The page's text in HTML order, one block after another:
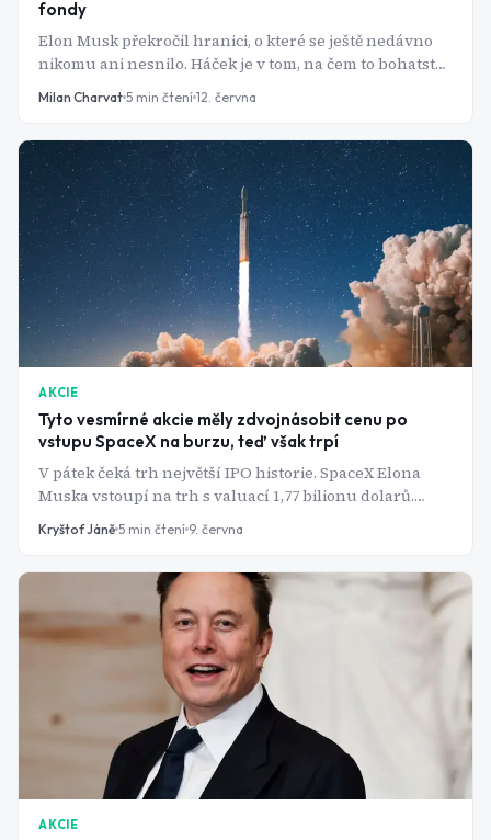
fondy
Elon Musk překročil hranici, o které se ještě nedávno
nikomu ani nesnilo. Háček je v tom, na čem to bohatství
stojí: na firmě, která loni prodělala skoro pět miliard
Milan Charvat 5 min čtení 12. června
AKCIE
Tyto vesmírné akcie měly zdvojnásobit cenu po
vstupu SpaceX na burzu, teď však trpí
V pátek čeká trh největší IPO historie. SpaceX Elona
Muska vstoupí na trh s valuací 1,77 bilionu dolarů.
Investoři však v posledních týdnech, kdy se o IPO
začalo mluvit, vsadili na "vedlejší" vesmírné firmy tak,
Realita posledních dní však významnou číst těchto
zisků bere s sebou.
Kryštof Jáně 5 min čtení 9. června
AKCIE